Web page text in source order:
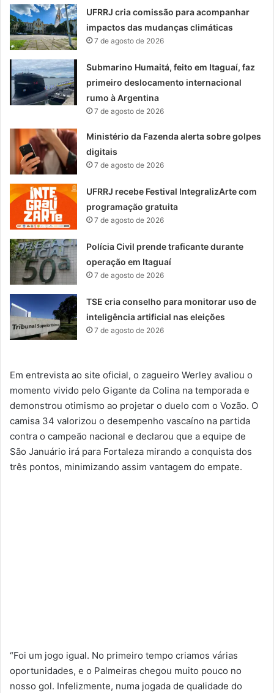
UFRRJ cria comissão para acompanhar
impactos das mudanças climáticas
7 de agosto de 2026
Submarino Humaitá, feito em Itaguaí, faz
primeiro deslocamento internacional
rumo à Argentina
7 de agosto de 2026
Ministério da Fazenda alerta sobre golpes
digitais
7 de agosto de 2026
UFRRJ recebe Festival IntegralizArte com
programação gratuita
7 de agosto de 2026
Polícia Civil prende traficante durante
operação em Itaguaí
7 de agosto de 2026
TSE cria conselho para monitorar uso de
inteligência artificial nas eleições
7 de agosto de 2026
Em entrevista ao site oficial, o zagueiro Werley avaliou o
momento vivido pelo Gigante da Colina na temporada e
demonstrou otimismo ao projetar o duelo com o Vozão. O
camisa 34 valorizou o desempenho vascaíno na partida
contra o campeão nacional e declarou que a equipe de
São Januário irá para Fortaleza mirando a conquista dos
três pontos, minimizando assim vantagem do empate.
“Foi um jogo igual. No primeiro tempo criamos várias
oportunidades, e o Palmeiras chegou muito pouco no
nosso gol. Infelizmente, numa jogada de qualidade do